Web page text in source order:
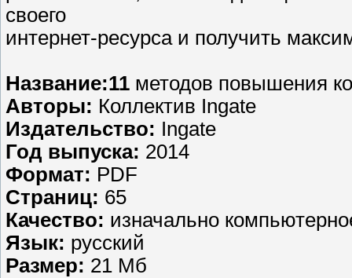
своего
интернет-ресурса и получить
Название:11 методов повышения
Авторы: Коллектив Ingate
Издательство: Ingate
Год выпуска: 2014
Формат: PDF
Страниц: 65
Качество: изначально
Язык: русский
Размер: 21 Мб